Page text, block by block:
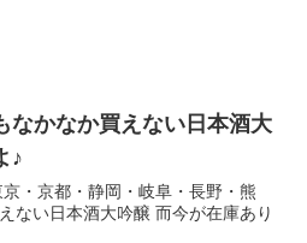
なかなか買えない日本酒大
♪
・京都・静岡・岐阜・長野・熊
ない日本酒大吟醸 而今が在庫あり